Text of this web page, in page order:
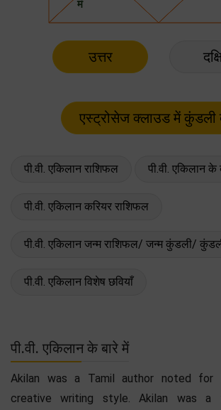
उत्तर
पी.वी. एकिलान राशिफल पी.वी. एकिलान के
पी.वी. एकिलान करियर राशिफल
पी.वी. एकिलान जन्म राशिफल/ जन्म कुंडली/
पी.वी. एकिलान विशेष छवियाँ
पी.वी. एकिलान के बारे में
Akilan was a Tamil author noted for
creative writing style. Akilan was a